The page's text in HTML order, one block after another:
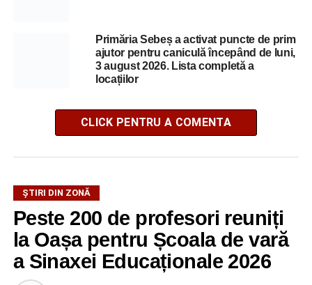
Primăria Sebeș a activat puncte de prim
ajutor pentru caniculă începând de luni,
3 august 2026. Lista completă a
locațiilor
CLICK PENTRU A COMENTA
ȘTIRI DIN ZONĂ
Peste 200 de profesori reuniți
la Oașa pentru Școala de vară
a Sinaxei Educaționale 2026